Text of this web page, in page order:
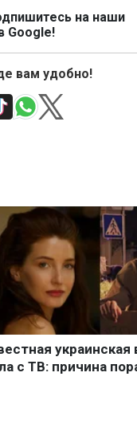
на наши
Google!
вам удобно!